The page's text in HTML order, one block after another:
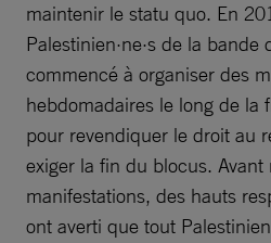
maintenir le statu quo. En
Palestinien·ne·s de la bande
commencé à organiser des
hebdomadaires le long de la
pour revendiquer le droit au
exiger la fin du blocus.
manifestations, des hauts
ont averti que tout